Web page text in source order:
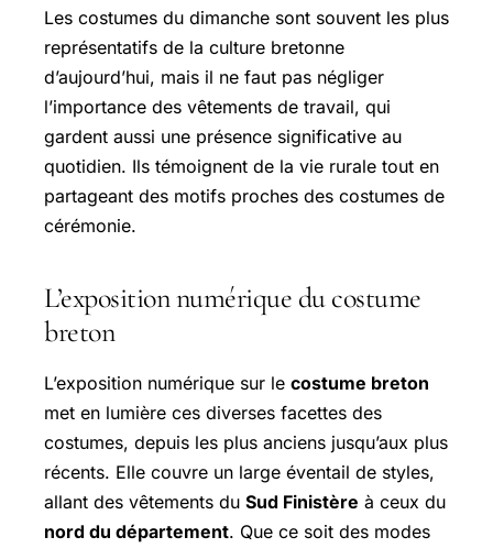
Les costumes du dimanche sont souvent les plus
représentatifs de la culture bretonne
d’aujourd’hui, mais il ne faut pas négliger
l’importance des vêtements de travail, qui
gardent aussi une présence significative au
quotidien. Ils témoignent de la vie rurale tout en
partageant des motifs proches des costumes de
cérémonie.
L’exposition numérique du costume
breton
L’exposition numérique sur le costume breton
met en lumière ces diverses facettes des
costumes, depuis les plus anciens jusqu’aux plus
récents. Elle couvre un large éventail de styles,
allant des vêtements du Sud Finistère à ceux du
nord du département. Que ce soit des modes